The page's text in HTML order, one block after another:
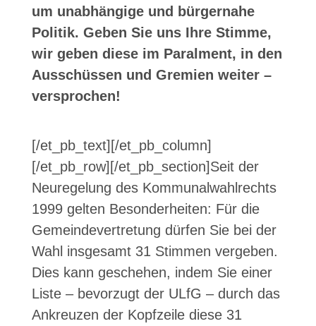
um unabhängige und bürgernahe
Politik. Geben Sie uns Ihre Stimme,
wir geben diese im Paralment, in den
Ausschüssen und Gremien weiter –
versprochen!
[/et_pb_text][/et_pb_column]
[/et_pb_row][/et_pb_section]Seit der
Neuregelung des Kommunalwahlrechts
1999 gelten Besonderheiten: Für die
Gemeindevertretung dürfen Sie bei der
Wahl insgesamt 31 Stimmen vergeben.
Dies kann geschehen, indem Sie einer
Liste – bevorzugt der ULfG – durch das
Ankreuzen der Kopfzeile diese 31